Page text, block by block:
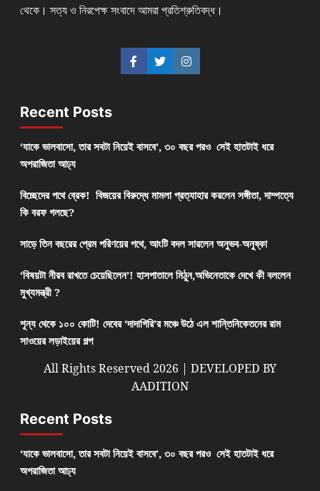
থেকে। সত্য ও নিরপেক্ষ সংবাদে আমরা প্রতিশ্রুতিবদ্ধ।
Recent Posts
‘যাকে ভালবাসো, তার সবটা নিয়েই বাসবে’, ৩০ বছর পরও সেই হাতটাই ধরে
অপরাজিতা আঢ্য
বিচ্ছেদের পথে ব্রেক! বিজয়ের বিরুদ্ধে মামলা প্রত্যাহার করলেন সঙ্গীতা, দাম্পত্যে
কি বরফ গলছে?
সাড়ে তিন বছরের প্রেম পরিণয়ের পথে, আংটি বদল সারলেন অনুভব-অনুষ্কা
‘বিষয়টা নীরব রাখতে চেয়েছিলেন’! হাসপাতালে মিঠুন,অভিনেতাকে দেখে কী বললেন
মুখ্যমন্ত্রী ?
শূন্য থেকে ১০০ কোটি! দেবের ‘দাদাগিরি’র মঞ্চে উঠে এল শান্তিনিকেতনের রাম
সাওয়ের লড়াইয়ের গল্প
All Rights Reserved 2026 | DEVELOPED BY
AADITION
Recent Posts
‘যাকে ভালবাসো, তার সবটা নিয়েই বাসবে’, ৩০ বছর পরও সেই হাতটাই ধরে
অপরাজিতা আঢ্য